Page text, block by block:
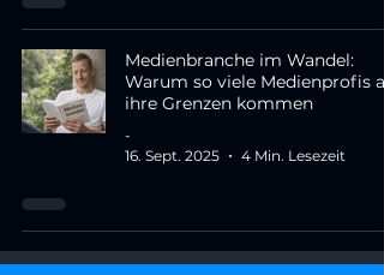
Medienbranche im Wandel:
Warum so viele Medienprofis an
ihre Grenzen kommen
-
16. Sept. 2025
4 Min. Lesezeit